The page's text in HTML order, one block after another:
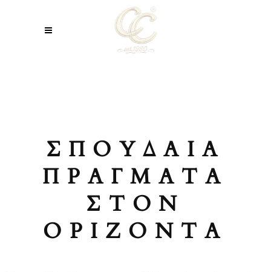
ΣΠΟΥΔΑΊΑ
ΠΡΆΓΜΑΤΑ
ΣΤΟΝ
ΟΡΊΖΟΝΤΑ